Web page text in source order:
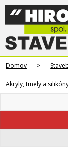
Domov >
Akryly, tmely a